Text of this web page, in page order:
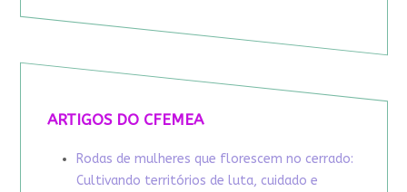
ARTIGOS DO CFEMEA
Rodas de mulheres que florescem no cerrado:
Cultivando territórios de luta, cuidado e